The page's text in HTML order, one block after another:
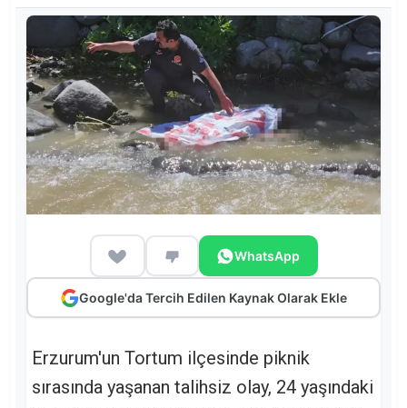
WhatsApp
Google'da Tercih Edilen Kaynak Olarak Ekle
Erzurum'un Tortum ilçesinde piknik
sırasında yaşanan talihsiz olay, 24 yaşındaki